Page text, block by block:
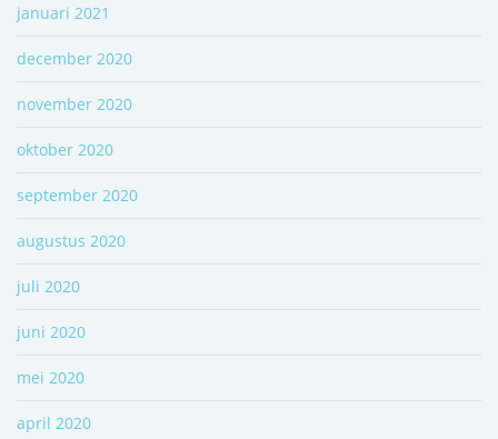
januari 2021
december 2020
november 2020
oktober 2020
september 2020
augustus 2020
juli 2020
juni 2020
mei 2020
april 2020